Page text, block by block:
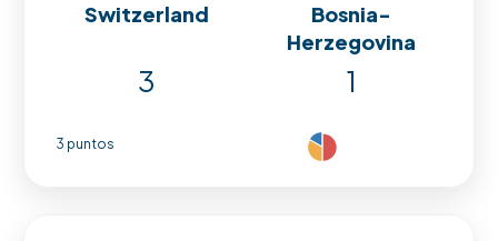
Switzerland
Bosnia-
Herzegovina
3 1
3 puntos